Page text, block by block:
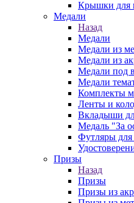
Крышки для
Медали
Назад
Медали
Медали из
Медали из
Медали под
Медали
Комплекты
Ленты и
Вкладыши
Медаль "За
Футляры для
Призы
Назад
Призы
Призы из